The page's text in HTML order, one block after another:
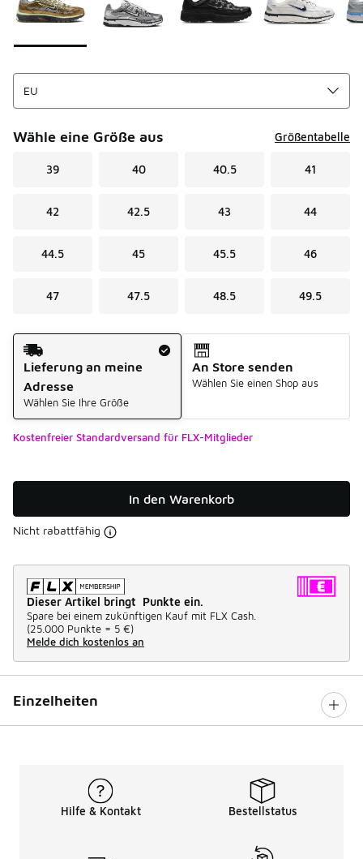
Wähle eine Größe aus Größentabelle
39 40 40.5 41
42 42.5 43 44
44.5 45 45.5 46
47 47.5 48.5 49.5
Versandart
Lieferung an meine
Adresse
Wählen Sie Ihre Größe
An Store senden
Wählen Sie einen Shop aus
Kostenfreier Standardversand für FLX-Mitglieder
In den Warenkorb
Nicht rabattfähig
Dieser Artikel bringt Punkte ein.
Spare bei einem zukünftigen Kauf mit FLX Cash.
(25.000 Punkte = 5 €)
Melde dich kostenlos an
Einzelheiten
Hilfe & Kontakt Bestellstatus